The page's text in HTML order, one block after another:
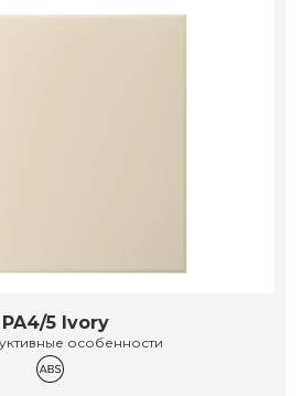
PA4/5 Ivory
особенности